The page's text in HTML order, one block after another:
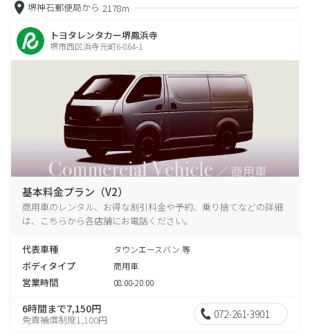
堺神石郵便局から 2178m
トヨタレンタカー堺鳳浜寺
堺市西区浜寺元町6-864-1
基本料金プラン（V2）
商用車のレンタル、お得な割引料金や予約、乗り捨てなどの詳細
は、こちらから各店舗にお電話ください。
代表車種 タウンエースバン 等
ボディタイプ 商用車
営業時間 08:00-20:00
6時間まで7,150円
免責補償制度1,100円 072-261-3901